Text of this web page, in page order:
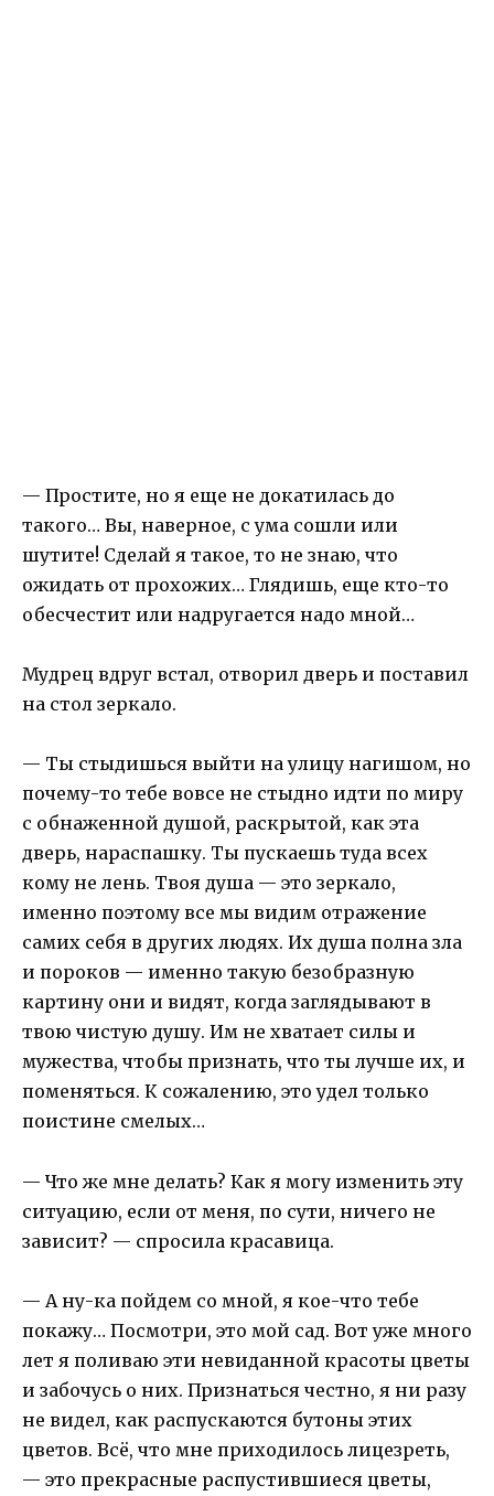
— Простите, но я еще не докатилась до
такого… Вы, наверное, с ума сошли или
шутите! Сделай я такое, то не знаю, что
ожидать от прохожих… Глядишь, еще кто-то
обесчестит или надругается надо мной…
Мудрец вдруг встал, отворил дверь и поставил
на стол зеркало.
— Ты стыдишься выйти на улицу нагишом, но
почему-то тебе вовсе не стыдно идти по миру
с обнаженной душой, раскрытой, как эта
дверь, нараспашку. Ты пускаешь туда всех
кому не лень. Твоя душа — это зеркало,
именно поэтому все мы видим отражение
самих себя в других людях. Их душа полна зла
и пороков — именно такую безобразную
картину они и видят, когда заглядывают в
твою чистую душу. Им не хватает силы и
мужества, чтобы признать, что ты лучше их, и
поменяться. К сожалению, это удел только
поистине смелых…
— Что же мне делать? Как я могу изменить эту
ситуацию, если от меня, по сути, ничего не
зависит? — спросила красавица.
— А ну-ка пойдем со мной, я кое-что тебе
покажу… Посмотри, это мой сад. Вот уже много
лет я поливаю эти невиданной красоты цветы
и забочусь о них. Признаться честно, я ни разу
не видел, как распускаются бутоны этих
цветов. Всё, что мне приходилось лицезреть,
— это прекрасные распустившиеся цветы,